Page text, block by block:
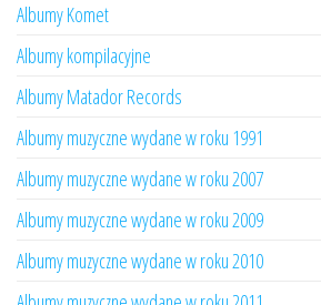
Albumy Komet
Albumy kompilacyjne
Albumy Matador Records
Albumy muzyczne wydane w roku 1991
Albumy muzyczne wydane w roku 2007
Albumy muzyczne wydane w roku 2009
Albumy muzyczne wydane w roku 2010